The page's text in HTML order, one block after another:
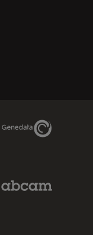
Genedata Link